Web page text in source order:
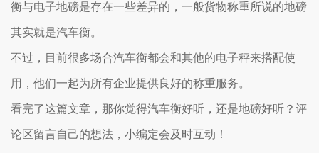
衡与电子地磅是存在一些差异的，一般货物称重所说的地磅
其实就是汽车衡。
不过，目前很多场合汽车衡都会和其他的电子秤来搭配使
用，他们一起为所有企业提供良好的称重服务。
看完了这篇文章，那你觉得汽车衡好听，还是地磅好听？评
论区留言自己的想法，小编定会及时互动！